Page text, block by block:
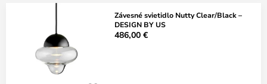
Závesné svietidlo Nutty Clear/Black –
DESIGN BY US
486,00 €